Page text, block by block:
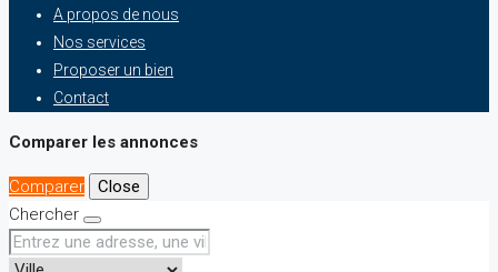
A propos de nous
Nos services
Proposer un bien
Contact
Comparer les annonces
Comparer
Close
Chercher